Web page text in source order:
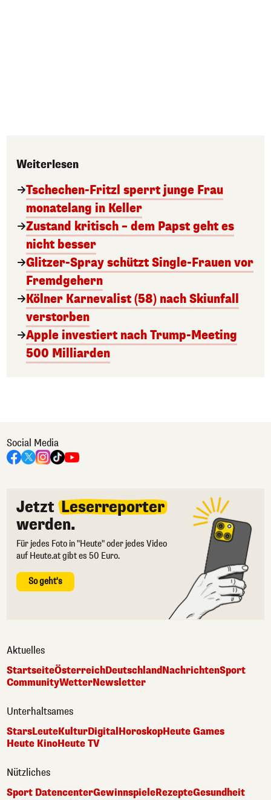
Weiterlesen
Tschechen-Fritzl sperrt junge Frau
monatelang in Keller
Zustand kritisch – dem Papst geht es
nicht besser
Glitzer-Spray schützt Single-Frauen vor
Fremdgehern
Kölner Karnevalist (58) nach Skiunfall
verstorben
Apple investiert nach Trump-Meeting
500 Milliarden
Social Media
Jetzt Leserreporter
werden.
Für jedes Foto in "Heute" oder jedes Video
auf Heute.at gibt es 50 Euro.
So geht's
Aktuelles
StartseiteÖsterreichDeutschlandNachrichtenSport
CommunityWetterNewsletter
Unterhaltsames
StarsLeuteKulturDigital HoroskopHeute Games
Heute KinoHeute TV
Nützliches
Sport DatencenterGewinnspieleRezepteGesundheit